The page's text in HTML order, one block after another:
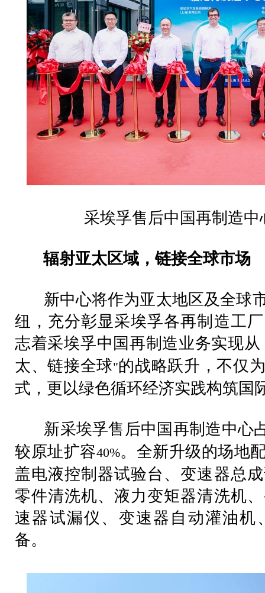
采埃孚售后中国再制造
辐射亚太区域，链接全球市场
新中心将作为亚太地区及全球
纽，充分彰显采埃孚各再制造工
志着采埃孚中国再制造业务实现从
太、链接全球"的战略跃升，不仅
式，更以绿色循环经济实践构筑国
新采埃孚售后中国再制造中心
较原址扩容40%。全新升级的场地
盖电液控制器试验台、变速器总
零件清洗机、液力变矩器清洗机
速器试漏仪、变速器自动灌油机
备。